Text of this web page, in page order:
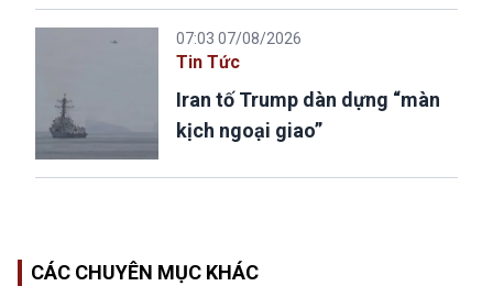
07:03 07/08/2026
Tin Tức
Iran tố Trump dàn dựng “màn
kịch ngoại giao”
CÁC CHUYÊN MỤC KHÁC